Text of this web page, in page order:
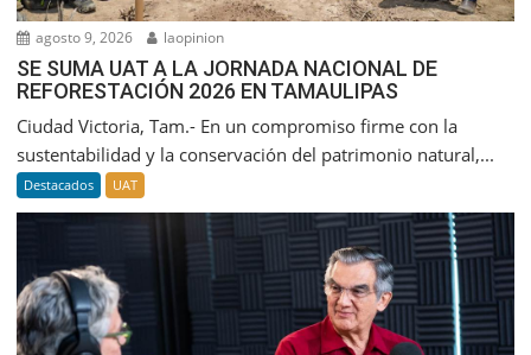
agosto 9, 2026 laopinion
SE SUMA UAT A LA JORNADA NACIONAL DE
REFORESTACIÓN 2026 EN TAMAULIPAS
Ciudad Victoria, Tam.- En un compromiso firme con la
sustentabilidad y la conservación del patrimonio natural,...
Destacados UAT